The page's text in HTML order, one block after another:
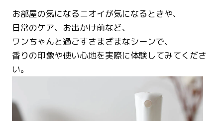
お部屋の気になるニオイが気になるときや、
日常のケア、お出かけ前など、
ワンちゃんと過ごすさまざまなシーンで、
香りの印象や使い心地を実際に体験してみてくださ
い。